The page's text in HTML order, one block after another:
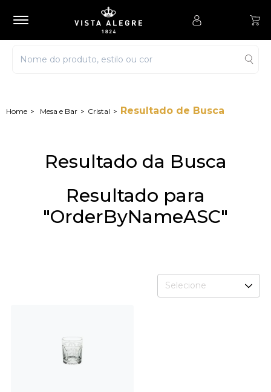
Mesa e Bar Cristal Resultado de Busca
Resultado da Busca
Resultado para
"OrderByNameASC"
Selecione